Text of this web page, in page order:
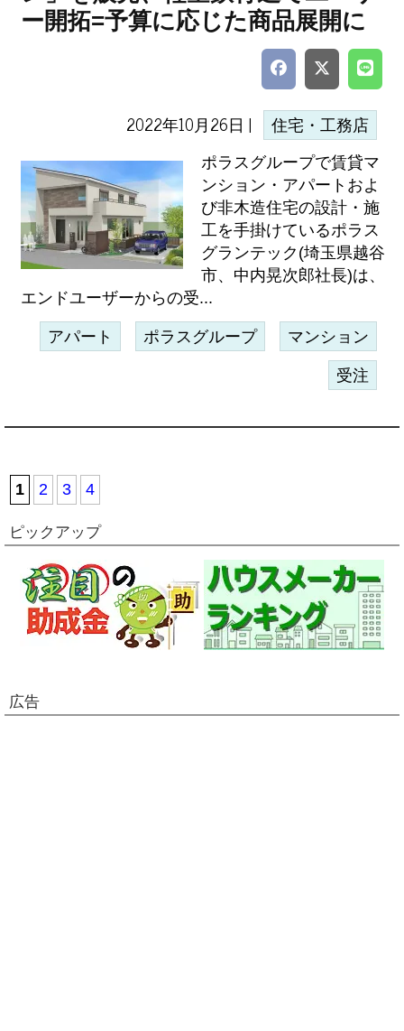
ー開拓=予算に応じた商品展開に
2022年10月26日 | 住宅・工務店
ポラスグループで賃貸マ
ンション・アパートおよ
び非木造住宅の設計・施
工を手掛けているポラス
グランテック(埼玉県越谷
市、中内晃次郎社長)は、
エンドユーザーからの受...
アパート ポラスグループ マンション
受注
1 2 3 4
ピックアップ
広告